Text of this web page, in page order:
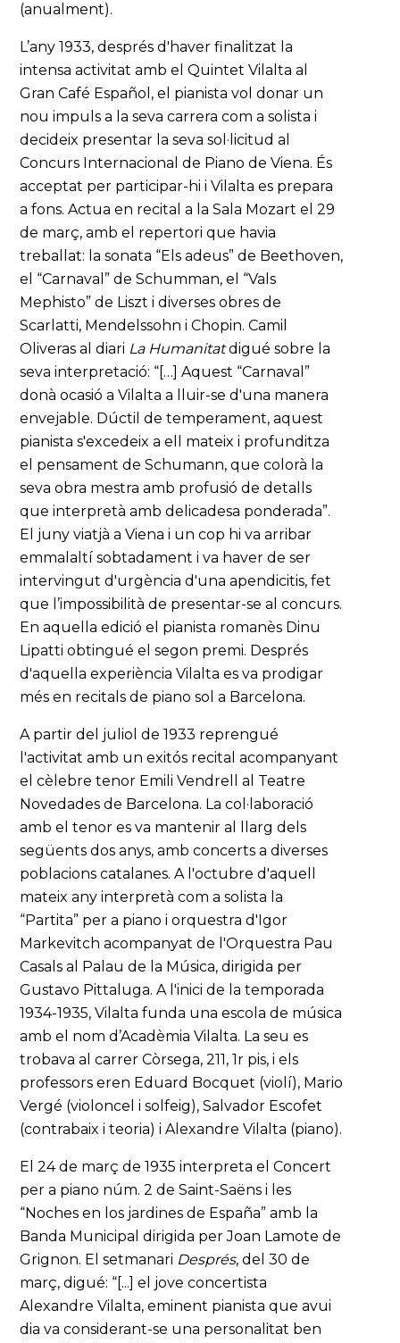
(anualment).
L’any 1933, després d'haver finalitzat la
intensa activitat amb el Quintet Vilalta al
Gran Café Español, el pianista vol donar un
nou impuls a la seva carrera com a solista i
decideix presentar la seva sol·licitud al
Concurs Internacional de Piano de Viena. És
acceptat per participar-hi i Vilalta es prepara
a fons. Actua en recital a la Sala Mozart el 29
de març, amb el repertori que havia
treballat: la sonata “Els adeus” de Beethoven,
el “Carnaval” de Schumman, el “Vals
Mephisto” de Liszt i diverses obres de
Scarlatti, Mendelssohn i Chopin. Camil
Oliveras al diari La Humanitatdigué sobre la
seva interpretació: “[…] Aquest “Carnaval”
donà ocasió a Vilalta a lluir-se d'una manera
envejable. Dúctil de temperament, aquest
pianista s'excedeix a ell mateix i profunditza
el pensament de Schumann, que colorà la
seva obra mestra amb profusió de detalls
que interpretà amb delicadesa ponderada”.
El juny viatjà a Viena i un cop hi va arribar
emmalaltí sobtadament i va haver de ser
intervingut d'urgència d'una apendicitis, fet
que l’impossibilità de presentar-se al concurs.
En aquella edició el pianista romanès Dinu
Lipatti obtingué el segon premi. Després
d'aquella experiència Vilalta es va prodigar
més en recitals de piano sol a Barcelona.
A partir del juliol de 1933 reprengué
l'activitat amb un exitós recital acompanyant
el cèlebre tenor Emili Vendrell al Teatre
Novedades de Barcelona. La col·laboració
amb el tenor es va mantenir al llarg dels
següents dos anys, amb concerts a diverses
poblacions catalanes. A l'octubre d'aquell
mateix any interpretà com a solista la
“Partita” per a piano i orquestra d'Igor
Markevitch acompanyat de l'Orquestra Pau
Casals al Palau de la Música, dirigida per
Gustavo Pittaluga. A l'inici de la temporada
1934-1935, Vilalta funda una escola de música
amb el nom d’Acadèmia Vilalta. La seu es
trobava al carrer Còrsega, 211, 1r pis, i els
professors eren Eduard Bocquet (violí), Mario
Vergé (violoncel i solfeig), Salvador Escofet
(contrabaix i teoria) i Alexandre Vilalta (piano).
El 24 de març de 1935 interpreta el Concert
per a piano núm. 2 de Saint-Saëns i les
“Noches en los jardines de España” amb la
Banda Municipal dirigida per Joan Lamote de
Grignon. El setmanari Després, del 30 de
març, digué: “[...] el jove concertista
Alexandre Vilalta, eminent pianista que avui
dia va considerant-se una personalitat ben